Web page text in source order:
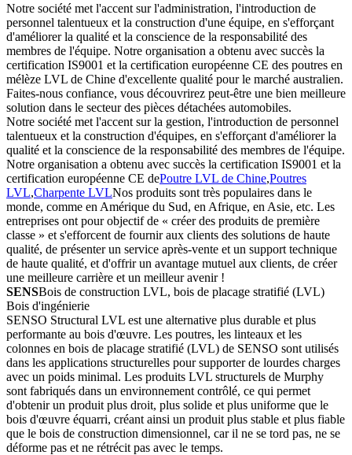
Notre société met l'accent sur l'administration, l'introduction de
personnel talentueux et la construction d'une équipe, en s'efforçant
d'améliorer la qualité et la conscience de la responsabilité des
membres de l'équipe. Notre organisation a obtenu avec succès la
certification IS9001 et la certification européenne CE des poutres en
mélèze LVL de Chine d'excellente qualité pour le marché australien.
Faites-nous confiance, vous découvrirez peut-être une bien meilleure
solution dans le secteur des pièces détachées automobiles.
Notre société met l'accent sur la gestion, l'introduction de personnel
talentueux et la construction d'équipes, en s'efforçant d'améliorer la
qualité et la conscience de la responsabilité des membres de l'équipe.
Notre organisation a obtenu avec succès la certification IS9001 et la
certification européenne CE dePoutre LVL de Chine,Poutres
LVL,Charpente LVLNos produits sont très populaires dans le
monde, comme en Amérique du Sud, en Afrique, en Asie, etc. Les
entreprises ont pour objectif de « créer des produits de première
classe » et s'efforcent de fournir aux clients des solutions de haute
qualité, de présenter un service après-vente et un support technique
de haute qualité, et d'offrir un avantage mutuel aux clients, de créer
une meilleure carrière et un meilleur avenir !
SENSBois de construction LVL, bois de placage stratifié (LVL)
Bois d'ingénierie
SENSO Structural LVL est une alternative plus durable et plus
performante au bois d'œuvre. Les poutres, les linteaux et les
colonnes en bois de placage stratifié (LVL) de SENSO sont utilisés
dans les applications structurelles pour supporter de lourdes charges
avec un poids minimal. Les produits LVL structurels de Murphy
sont fabriqués dans un environnement contrôlé, ce qui permet
d'obtenir un produit plus droit, plus solide et plus uniforme que le
bois d'œuvre équarri, créant ainsi un produit plus stable et plus fiable
que le bois de construction dimensionnel, car il ne se tord pas, ne se
déforme pas et ne rétrécit pas avec le temps.